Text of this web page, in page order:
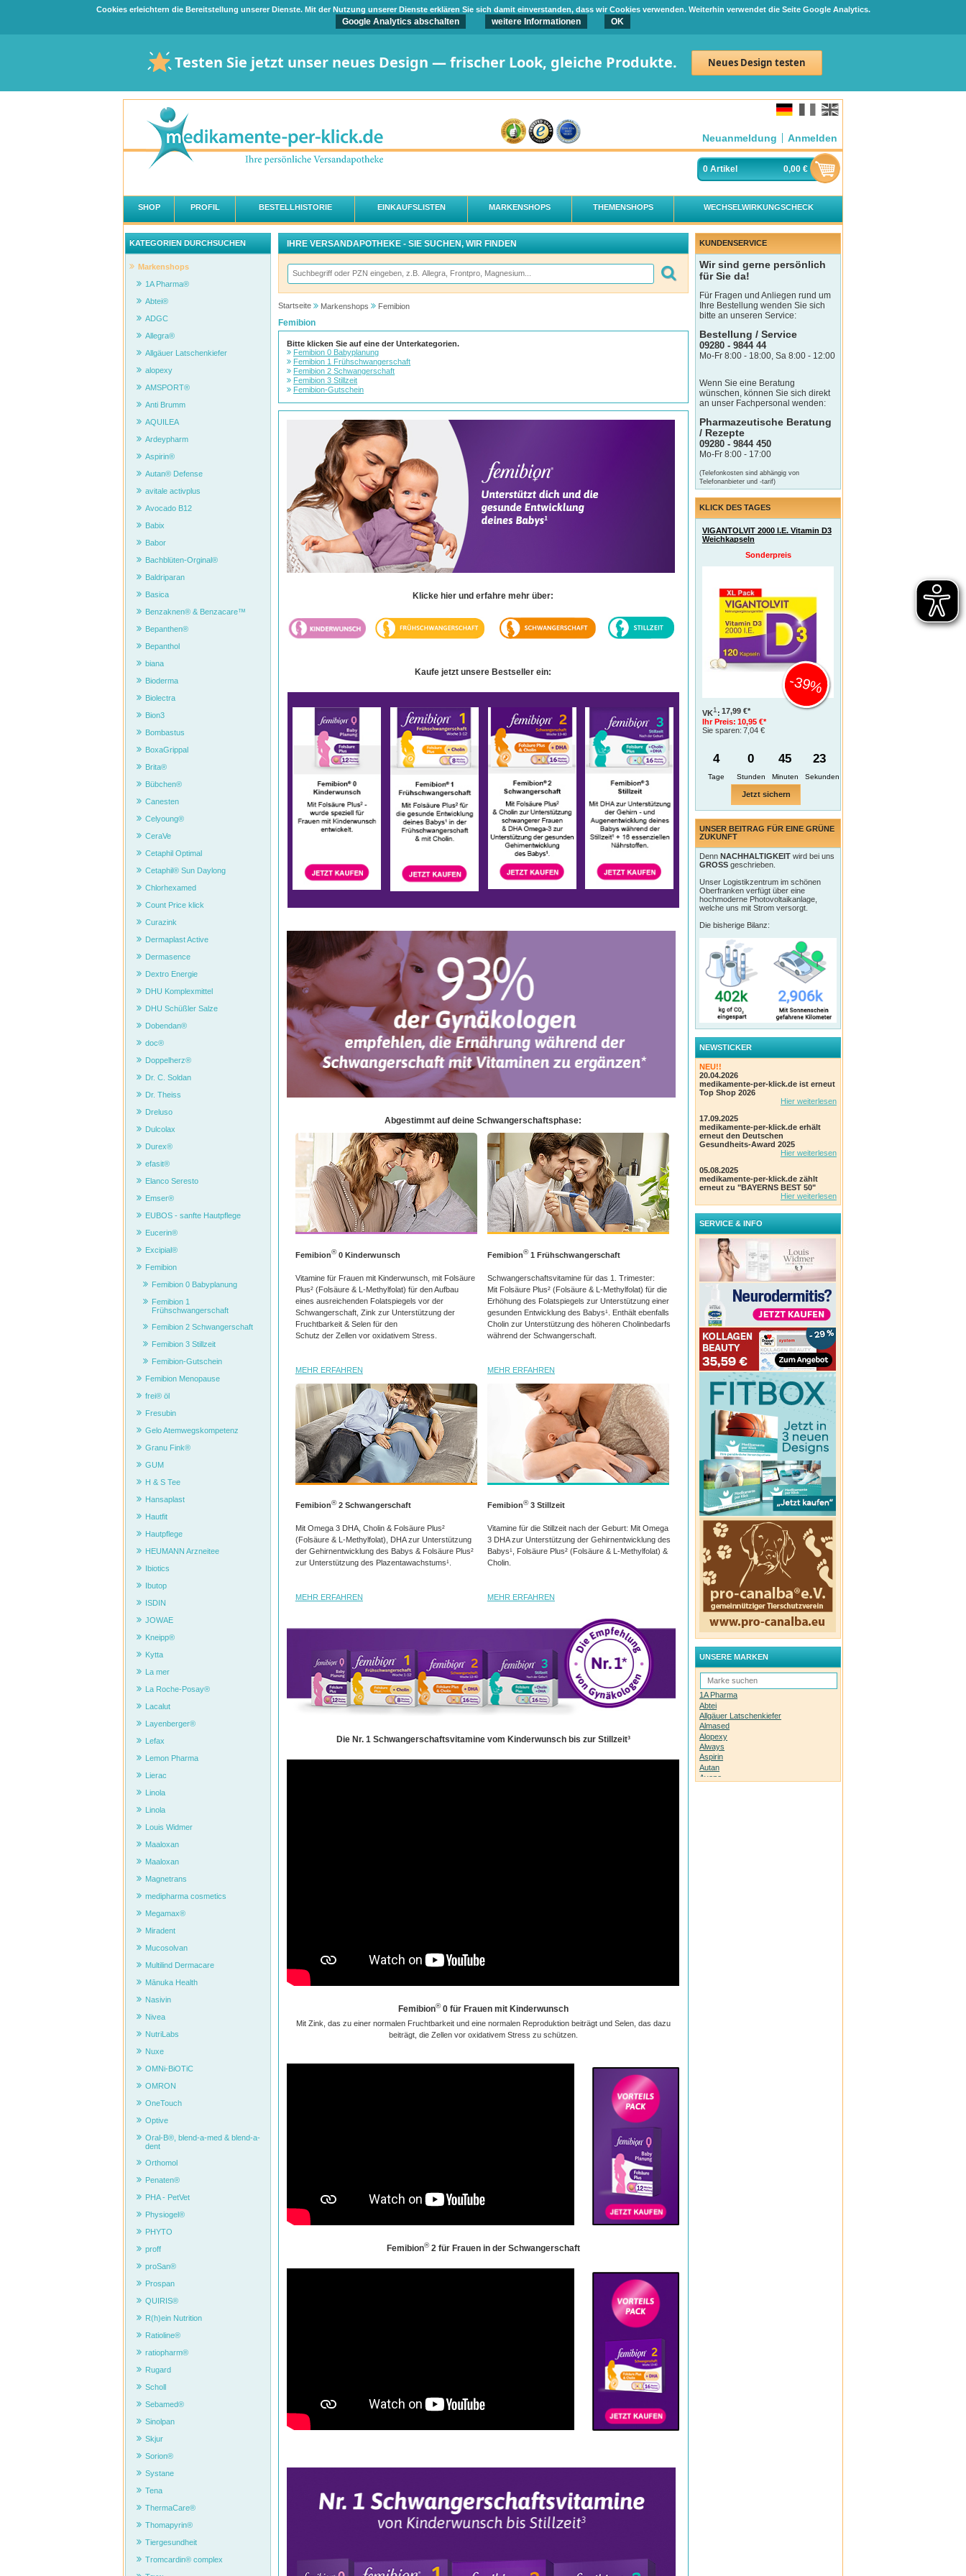
Cookies erleichtern die Bereitstellung unserer Dienste. Mit der Nutzung unserer Dienste erklären Sie sich damit einverstanden, dass wir Cookies verwenden. Weiterhin verwendet die Seite Google Analytics.
Google Analytics abschalten weitere Informationen OK
Testen Sie jetzt unser neues Design — frischer Look, gleiche Produkte. Neues Design testen
Neuanmeldung Anmelden
0 Artikel 0,00 €
SHOP PROFIL BESTELLHISTORIE EINKAUFSLISTEN MARKENSHOPS THEMENSHOPS WECHSELWIRKUNGSCHECK
IHRE VERSANDAPOTHEKE - SIE SUCHEN, WIR FINDEN
Startseite Markenshops Femibion
Femibion
Bitte klicken Sie auf eine der Unterkategorien.
Femibion 0 Babyplanung
Femibion 1 Frühschwangerschaft
Femibion 2 Schwangerschaft
Femibion 3 Stillzeit
Femibion-Gutschein
Klicke hier und erfahre mehr über:
Kaufe jetzt unsere Bestseller ein:
Abgestimmt auf deine Schwangerschaftsphase:
Femibion®0 Kinderwunsch
Vitamine für Frauen mit Kinderwunsch, mit Folsäure
Plus² (Folsäure & L-Methylfolat) für den Aufbau
eines ausreichenden Folatspiegels vor der
Schwangerschaft, Zink zur Unterstützung der
Fruchtbarkeit & Selen für den
Schutz der Zellen vor oxidativem Stress.
MEHR ERFAHREN
Femibion®1 Frühschwangerschaft
Schwangerschaftsvitamine für das 1. Trimester:
Mit Folsäure Plus² (Folsäure & L-Methylfolat) für die
Erhöhung des Folatspiegels zur Unterstützung einer
gesunden Entwicklung des Babys¹. Enthält ebenfalls
Cholin zur Unterstützung des höheren Cholinbedarfs
während der Schwangerschaft.
MEHR ERFAHREN
Femibion®2 Schwangerschaft
Mit Omega 3 DHA, Cholin & Folsäure Plus²
(Folsäure & L-Methylfolat), DHA zur Unterstützung
der Gehirnentwicklung des Babys & Folsäure Plus²
zur Unterstützung des Plazentawachstums¹.
MEHR ERFAHREN
Femibion®3 Stillzeit
Vitamine für die Stillzeit nach der Geburt: Mit Omega
3 DHA zur Unterstützung der Gehirnentwicklung des
Babys¹, Folsäure Plus² (Folsäure & L-Methylfolat) &
Cholin.
MEHR ERFAHREN
Die Nr. 1 Schwangerschaftsvitamine vom Kinderwunsch bis zur Stillzeit³
Femibion®0 für Frauen mit Kinderwunsch
Mit Zink, das zu einer normalen Fruchtbarkeit und eine normalen Reproduktion beiträgt und Selen, das dazu
beiträgt, die Zellen vor oxidativem Stress zu schützen.
Femibion®2 für Frauen in der Schwangerschaft
KATEGORIEN DURCHSUCHEN
Markenshops
1A Pharma®
Abtei®
ADGC
Allegra®
Allgäuer Latschenkiefer
alopexy
AMSPORT®
Anti Brumm
AQUILEA
Ardeypharm
Aspirin®
Autan® Defense
avitale activplus
Avocado B12
Babix
Babor
Bachblüten-Orginal®
Baldriparan
Basica
Benzaknen® & Benzacare™
Bepanthen®
Bepanthol
biana
Bioderma
Biolectra
Bion3
Bombastus
BoxaGrippal
Brita®
Bübchen®
Canesten
Celyoung®
CeraVe
Cetaphil Optimal
Cetaphil® Sun Daylong
Chlorhexamed
Count Price klick
Curazink
Dermaplast Active
Dermasence
Dextro Energie
DHU Komplexmittel
DHU Schüßler Salze
Dobendan®
doc®
Doppelherz®
Dr. C. Soldan
Dr. Theiss
Dreluso
Dulcolax
Durex®
efasit®
Elanco Seresto
Emser®
EUBOS - sanfte Hautpflege
Eucerin®
Excipial®
Femibion
Femibion 0 Babyplanung
Femibion 1
Frühschwangerschaft
Femibion 2 Schwangerschaft
Femibion 3 Stillzeit
Femibion-Gutschein
Femibion Menopause
frei® öl
Fresubin
Gelo Atemwegskompetenz
Granu Fink®
GUM
H & S Tee
Hansaplast
Hautfit
Hautpflege
HEUMANN Arzneitee
Ibiotics
Ibutop
ISDIN
JOWAE
Kneipp®
Kytta
La mer
La Roche-Posay®
Lacalut
Layenberger®
Lefax
Lemon Pharma
Lierac
Linola
Linola
Louis Widmer
Maaloxan
Maaloxan
Magnetrans
medipharma cosmetics
Megamax®
Miradent
Mucosolvan
Multilind Dermacare
Mānuka Health
Nasivin
Nivea
NutriLabs
Nuxe
OMNi-BiOTiC
OMRON
OneTouch
Optive
Oral-B®, blend-a-med & blend-a-
dent
Orthomol
Penaten®
PHA - PetVet
Physiogel®
PHYTO
proff
proSan®
Prospan
QUIRIS®
R(h)ein Nutrition
Ratioline®
ratiopharm®
Rugard
Scholl
Sebamed®
Sinolpan
Skjur
Sorion®
Systane
Tena
ThermaCare®
Thomapyrin®
Tiergesundheit
Tromcardin® complex
KUNDENSERVICE
Wir sind gerne persönlich
für Sie da!
Für Fragen und Anliegen rund um
Ihre Bestellung wenden Sie sich
bitte an unseren Service:
Bestellung / Service
09280 - 9844 44
Mo-Fr 8:00 - 18:00, Sa 8:00 - 12:00
Wenn Sie eine Beratung
wünschen, können Sie sich direkt
an unser Fachpersonal wenden:
Pharmazeutische Beratung
/ Rezepte
09280 - 9844 450
Mo-Fr 8:00 - 17:00
(Telefonkosten sind abhängig von
Telefonanbieter und -tarif)
KLICK DES TAGES
VIGANTOLVIT 2000 I.E. Vitamin D3
Weichkapseln
Sonderpreis
VK1 : 17,99 €*
Ihr Preis: 10,95 €*
Sie sparen: 7,04 €
-39%
4
Tage
0 45 21
Jetzt sichern
UNSER BEITRAG FÜR EINE GRÜNE
ZUKUNFT
DennNACHHALTIGKEIT wird bei uns
GROSS geschrieben.
Unser Logistikzentrum im schönen
Oberfranken verfügt über eine
hochmoderne Photovoltaikanlage,
welche uns mit Strom versorgt.
Die bisherige Bilanz:
NEWSTICKER
NEU!!
20.04.2026
medikamente-per-klick.de ist erneut
Top Shop 2026
Hier weiterlesen
17.09.2025
medikamente-per-klick.de erhält
erneut den Deutschen
Gesundheits-Award 2025
Hier weiterlesen
05.08.2025
medikamente-per-klick.de zählt
erneut zu "BAYERNS BEST 50"
Hier weiterlesen
SERVICE & INFO
UNSERE MARKEN
1A Pharma
Abtei
Allgäuer Latschenkiefer
Almased
Alopexy
Always
Aspirin
Autan
Avene